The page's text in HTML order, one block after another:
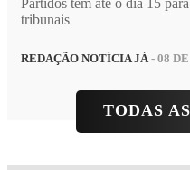
Partidos têm até o dia 15
tribunais
REDAÇÃO NOTÍCIA JÁ - 08
TODAS